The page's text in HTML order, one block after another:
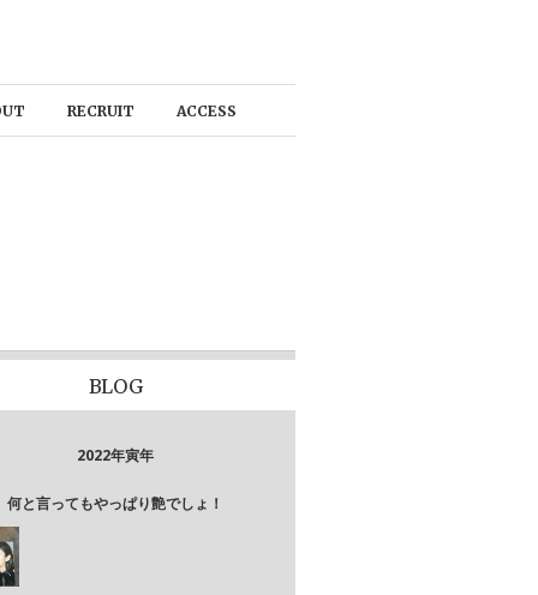
RECRUIT ACCESS
BLOG
2022年寅年
何と言ってもやっぱり艶でしょ！